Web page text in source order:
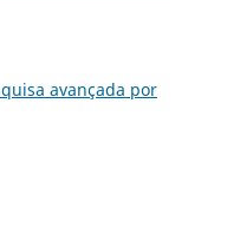
avançada por